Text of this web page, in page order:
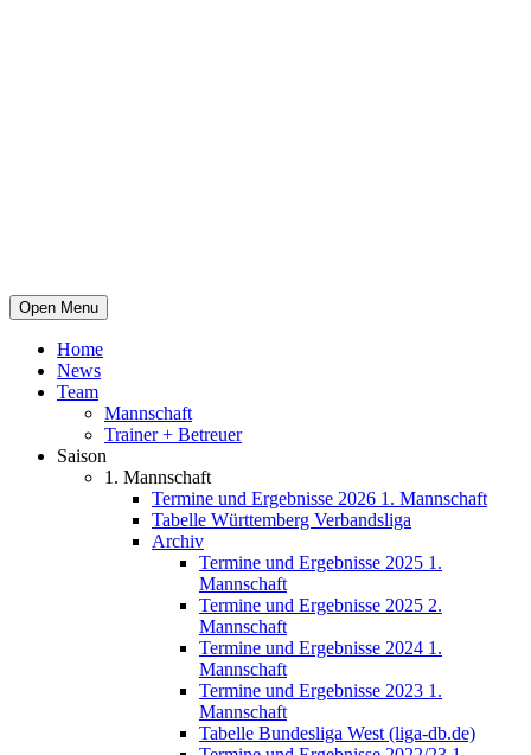
Open Menu
Home
News
Team
Mannschaft
Trainer + Betreuer
Saison
1. Mannschaft
Termine und Ergebnisse 2026 1. Mannschaft
Tabelle Württemberg Verbandsliga
Archiv
Termine und Ergebnisse 2025 1.
Mannschaft
Termine und Ergebnisse 2025 2.
Mannschaft
Termine und Ergebnisse 2024 1.
Mannschaft
Termine und Ergebnisse 2023 1.
Mannschaft
Tabelle Bundesliga West (liga-db.de)